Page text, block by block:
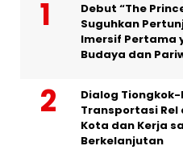
Debut “The
Suguhkan
Imersif Pertama
Budaya dan
Dialog Tiongkok-
Transportasi
Kota dan Kerja
Berkelanjutan